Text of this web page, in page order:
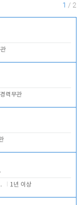
1 / 2
경력무관
번업무 1년 이상